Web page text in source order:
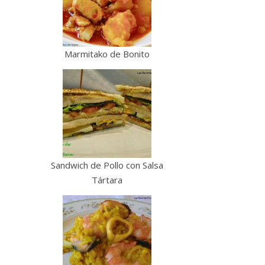
Marmitako de Bonito
Sandwich de Pollo con Salsa
Tártara